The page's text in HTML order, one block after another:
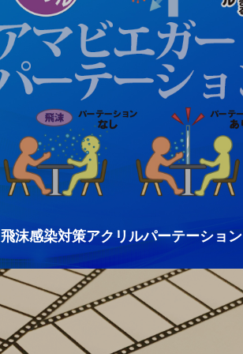
飛沫感染対策アクリルパーテーション